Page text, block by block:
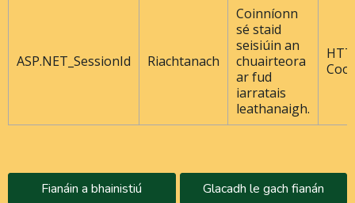
ASP.NET_SessionId Riachtanach
Coinníonn
sé staid
seisiúin an
chuairteora
ar fud
iarratais
leathanaigh.
Fianáin a bhainistiú Glacadh le gach fianán